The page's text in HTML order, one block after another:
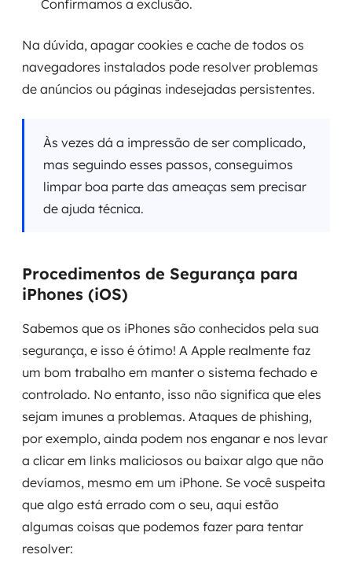
Confirmamos a exclusão.
Na dúvida, apagar cookies e cache de todos os
navegadores instalados pode resolver problemas
de anúncios ou páginas indesejadas persistentes.
Às vezes dá a impressão de ser complicado,
mas seguindo esses passos, conseguimos
limpar boa parte das ameaças sem precisar
de ajuda técnica.
Procedimentos de Segurança para
iPhones (iOS)
Sabemos que os iPhones são conhecidos pela sua
segurança, e isso é ótimo! A Apple realmente faz
um bom trabalho em manter o sistema fechado e
controlado. No entanto, isso não significa que eles
sejam imunes a problemas. Ataques de phishing,
por exemplo, ainda podem nos enganar e nos levar
a clicar em links maliciosos ou baixar algo que não
devíamos, mesmo em um iPhone. Se você suspeita
que algo está errado com o seu, aqui estão
algumas coisas que podemos fazer para tentar
resolver: